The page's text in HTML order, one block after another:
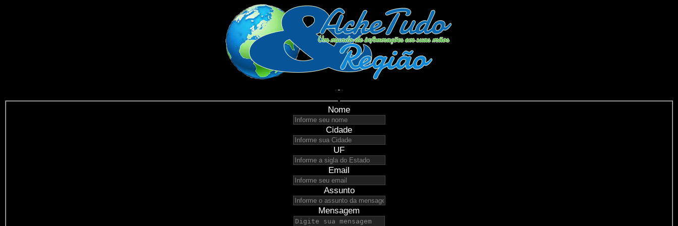
Nome
Cidade
UF
Email
Assunto
Mensagem